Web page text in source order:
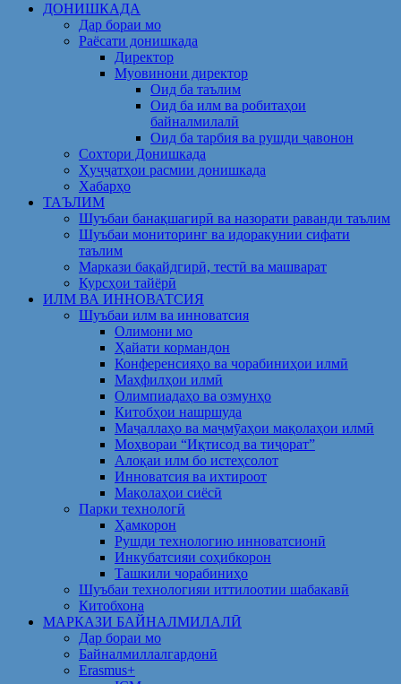
ДОНИШКАДА
Дар бораи мо
Раёсати донишкада
Директор
Муовинони директор
Оид ба таълим
Оид ба илм ва робитаҳои
байналмилалӣ
Оид ба тарбия ва рушди ҷавонон
Сохтори Донишкада
Ҳуҷҷатҳои расмии донишкада
Хабарҳо
ТАЪЛИМ
Шуъбаи банақшагирӣ ва назорати раванди таълим
Шуъбаи мониторинг ва идоракунии сифати
таълим
Маркази бақайдгирӣ, тестӣ ва машварат
Курсҳои тайёрӣ
ИЛМ ВА ИННОВАТСИЯ
Шуъбаи илм ва инноватсия
Олимони мо
Ҳайати кормандон
Конференсияҳо ва чорабиниҳои илмӣ
Маҳфилҳои илмӣ
Олимпиадаҳо ва озмунҳо
Китобҳои нашршуда
Маҷаллаҳо ва маҷмӯаҳои мақолаҳои илмӣ
Моҳвораи “Иқтисод ва тиҷорат”
Алоқаи илм бо истеҳсолот
Инноватсия ва ихтироот
Мақолаҳои сиёсӣ
Парки технологӣ
Ҳамкорон
Рушди технологию инноватсионӣ
Инкубатсияи соҳибкорон
Ташкили чорабиниҳо
Шуъбаи технологияи иттилоотии шабакавӣ
Китобхона
МАРКАЗИ БАЙНАЛМИЛАЛӢ
Дар бораи мо
Байналмиллалгардонӣ
Erasmus+